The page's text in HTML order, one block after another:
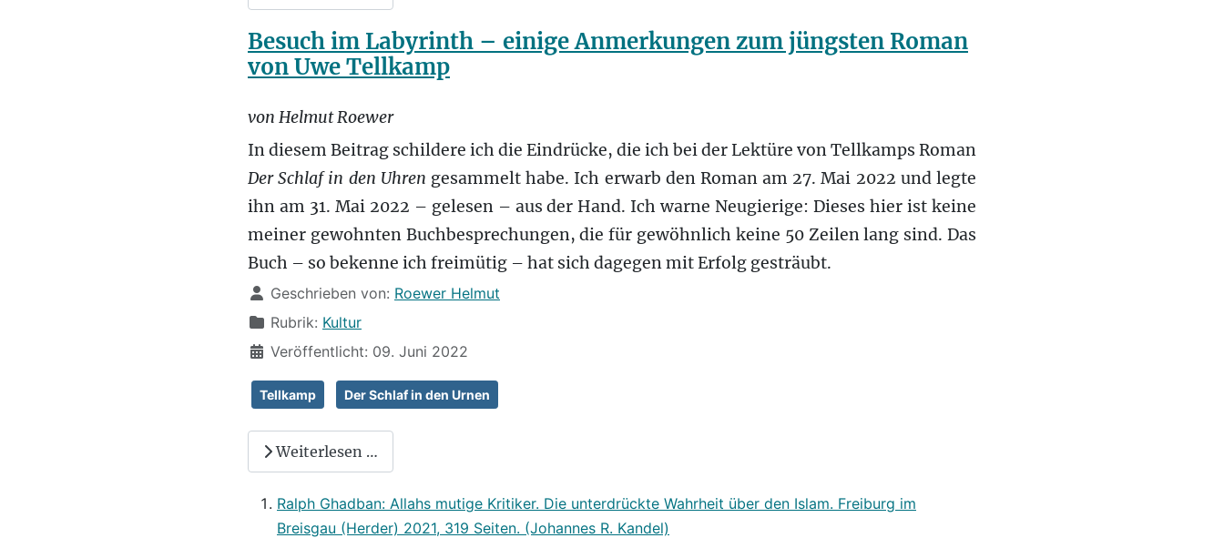
Besuch im Labyrinth – einige Anmerkungen zum jüngsten Roman
von Uwe Tellkamp
von Helmut Roewer
In diesem Beitrag schildere ich die Eindrücke, die ich bei der Lektüre von Tellkamps Roman
Der Schlaf in den Uhren gesammelt habe. Ich erwarb den Roman am 27. Mai 2022 und legte
ihn am 31. Mai 2022 – gelesen – aus der Hand. Ich warne Neugierige: Dieses hier ist keine
meiner gewohnten Buchbesprechungen, die für gewöhnlich keine 50 Zeilen lang sind. Das
Buch – so bekenne ich freimütig – hat sich dagegen mit Erfolg gesträubt.
DetailsGeschrieben von: Roewer Helmut
Rubrik: Kultur
Veröffentlicht: 09. Juni 2022
Tellkamp Der Schlaf in den Urnen
Weiterlesen …
Ralph Ghadban: Allahs mutige Kritiker. Die unterdrückte Wahrheit über den Islam. Freiburg im
Breisgau (Herder) 2021, 319 Seiten. (Johannes R. Kandel)